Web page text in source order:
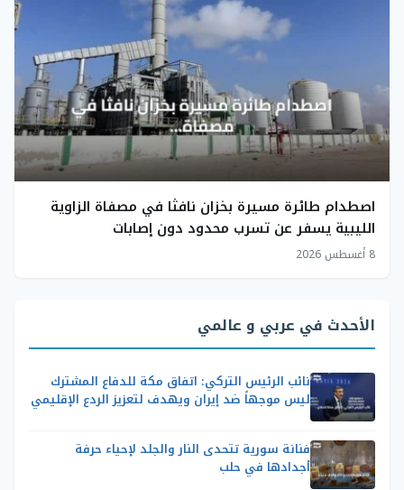
اصطدام طائرة مسيرة بخزان نافثا في مصفاة الزاوية
الليبية يسفر عن تسرب محدود دون إصابات
8 أغسطس 2026
الأحدث في عربي و عالمي
نائب الرئيس التركي: اتفاق مكة للدفاع المشترك
ليس موجهاً ضد إيران ويهدف لتعزيز الردع الإقليمي
فنانة سورية تتحدى النار والجلد لإحياء حرفة
أجدادها في حلب